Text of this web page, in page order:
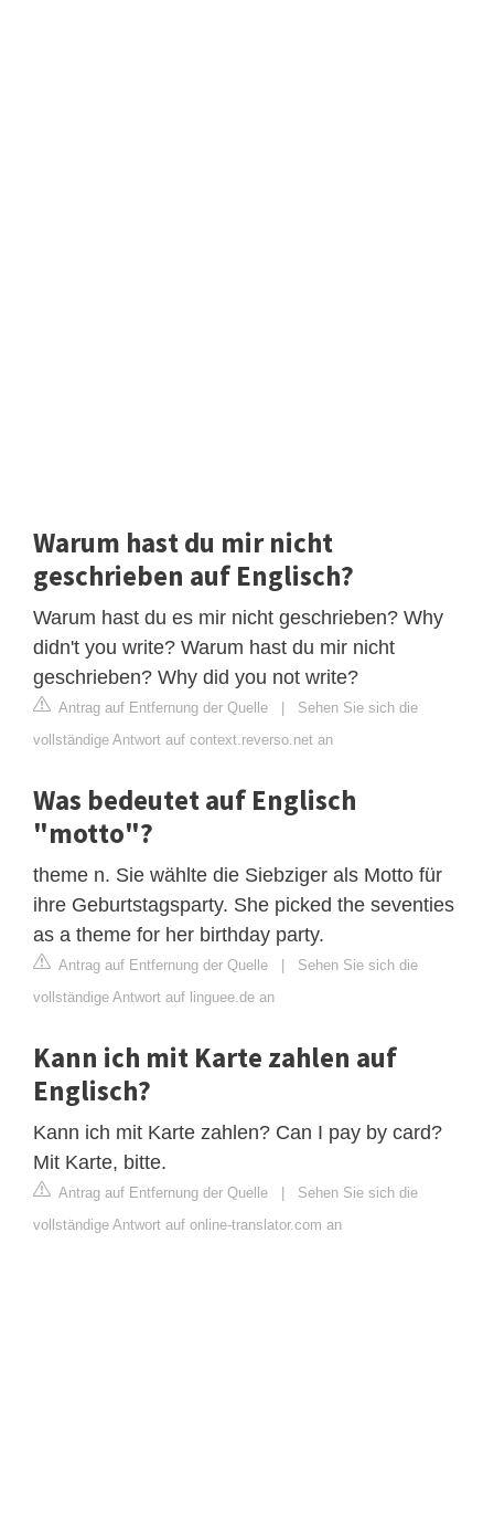
Warum hast du mir nicht
geschrieben auf Englisch?
Warum hast du es mir nicht geschrieben? Why
didn't you write? Warum hast du mir nicht
geschrieben? Why did you not write?
Antrag auf Entfernung der Quelle | Sehen Sie sich die
vollständige Antwort auf context.reverso.net an
Was bedeutet auf Englisch
"motto"?
theme n. Sie wählte die Siebziger als Motto für
ihre Geburtstagsparty. She picked the seventies
as a theme for her birthday party.
Antrag auf Entfernung der Quelle | Sehen Sie sich die
vollständige Antwort auf linguee.de an
Kann ich mit Karte zahlen auf
Englisch?
Kann ich mit Karte zahlen? Can I pay by card?
Mit Karte, bitte.
Antrag auf Entfernung der Quelle | Sehen Sie sich die
vollständige Antwort auf online-translator.com an